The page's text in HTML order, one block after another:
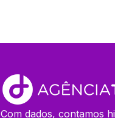
Com dados, contamos